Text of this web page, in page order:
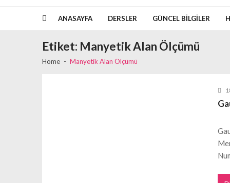
ANASAYFA DERSLER GÜNCEL BILGILER
Etiket: Manyetik Alan Ölçümü
Home Manyetik Alan Ölçümü